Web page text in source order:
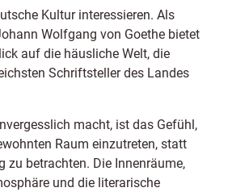
Kultur interessieren. Als
Wolfgang von Goethe bietet
auf die häusliche Welt, die
Schriftsteller des Landes
macht, ist das Gefühl,
Raum einzutreten, statt
zu betrachten. Die Innenräume,
und die literarische